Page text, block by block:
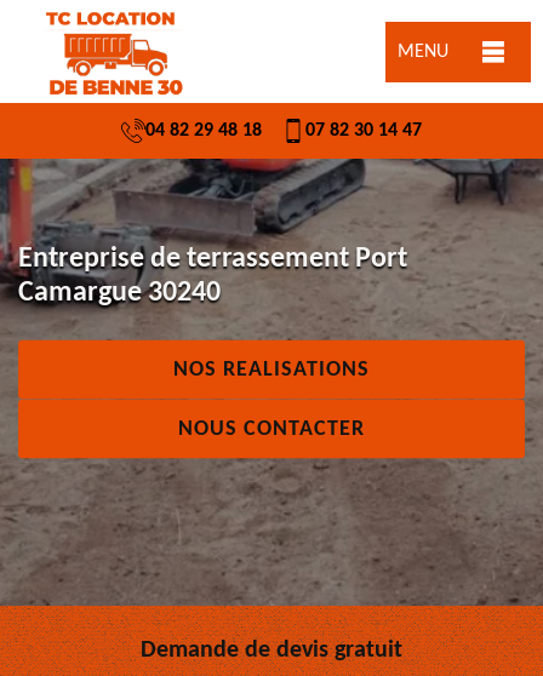
MENU
04 82 29 48 18 07 82 30 14 47
Entreprise de terrassement Port
Camargue 30240
NOS REALISATIONS
NOUS CONTACTER
Demande de devis gratuit